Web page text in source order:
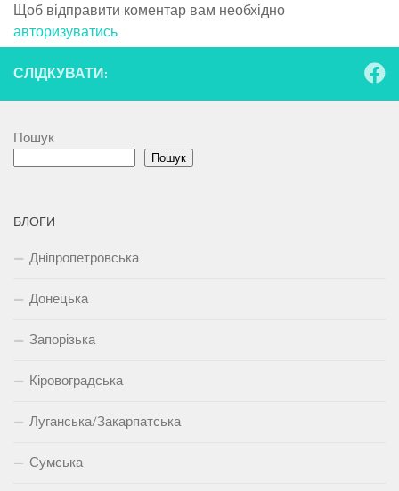
Щоб відправити коментар вам необхідно
авторизуватись.
СЛІДКУВАТИ:
Пошук
Пошук
БЛОГИ
Дніпропетровська
Донецька
Запорізька
Кіровоградська
Луганська/Закарпатська
Сумська